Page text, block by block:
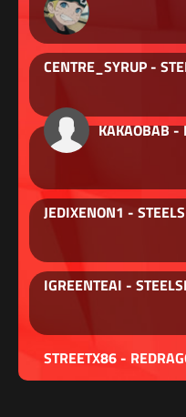
CENTRE_SYRUP -
KAKAOBAB -
JEDIXENON1 -
IGREENTEAI -
STREETX86 -